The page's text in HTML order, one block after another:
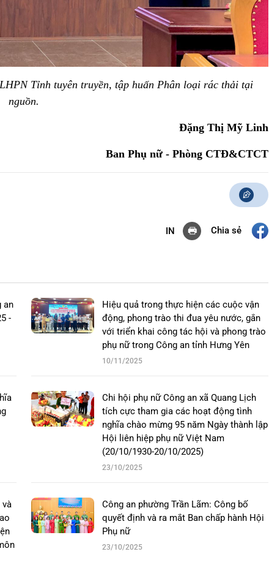
Tỉnh tuyên truyền, tập huấn Phân loại rác thải tại
nguồn.
Đặng Thị Mỹ Linh
Ban Phụ nữ - Phòng CTĐ&CTCT
IN Chia sẻ
an
-
Hiệu quả trong thực hiện các cuộc vận
động, phong trào thi đua yêu nước, gắn
với triển khai công tác hội và phong trào
phụ nữ trong Công an tỉnh Hưng Yên
10/11/2025
Chi hội phụ nữ Công an xã Quang Lịch
tích cực tham gia các hoạt động tình
nghĩa chào mừng 95 năm Ngày thành lập
Hội liên hiệp phụ nữ Việt Nam
(20/10/1930-20/10/2025)
23/10/2025
và
Công an phường Trần Lãm: Công bố
quyết định và ra mắt Ban chấp hành Hội
Phụ nữ
23/10/2025